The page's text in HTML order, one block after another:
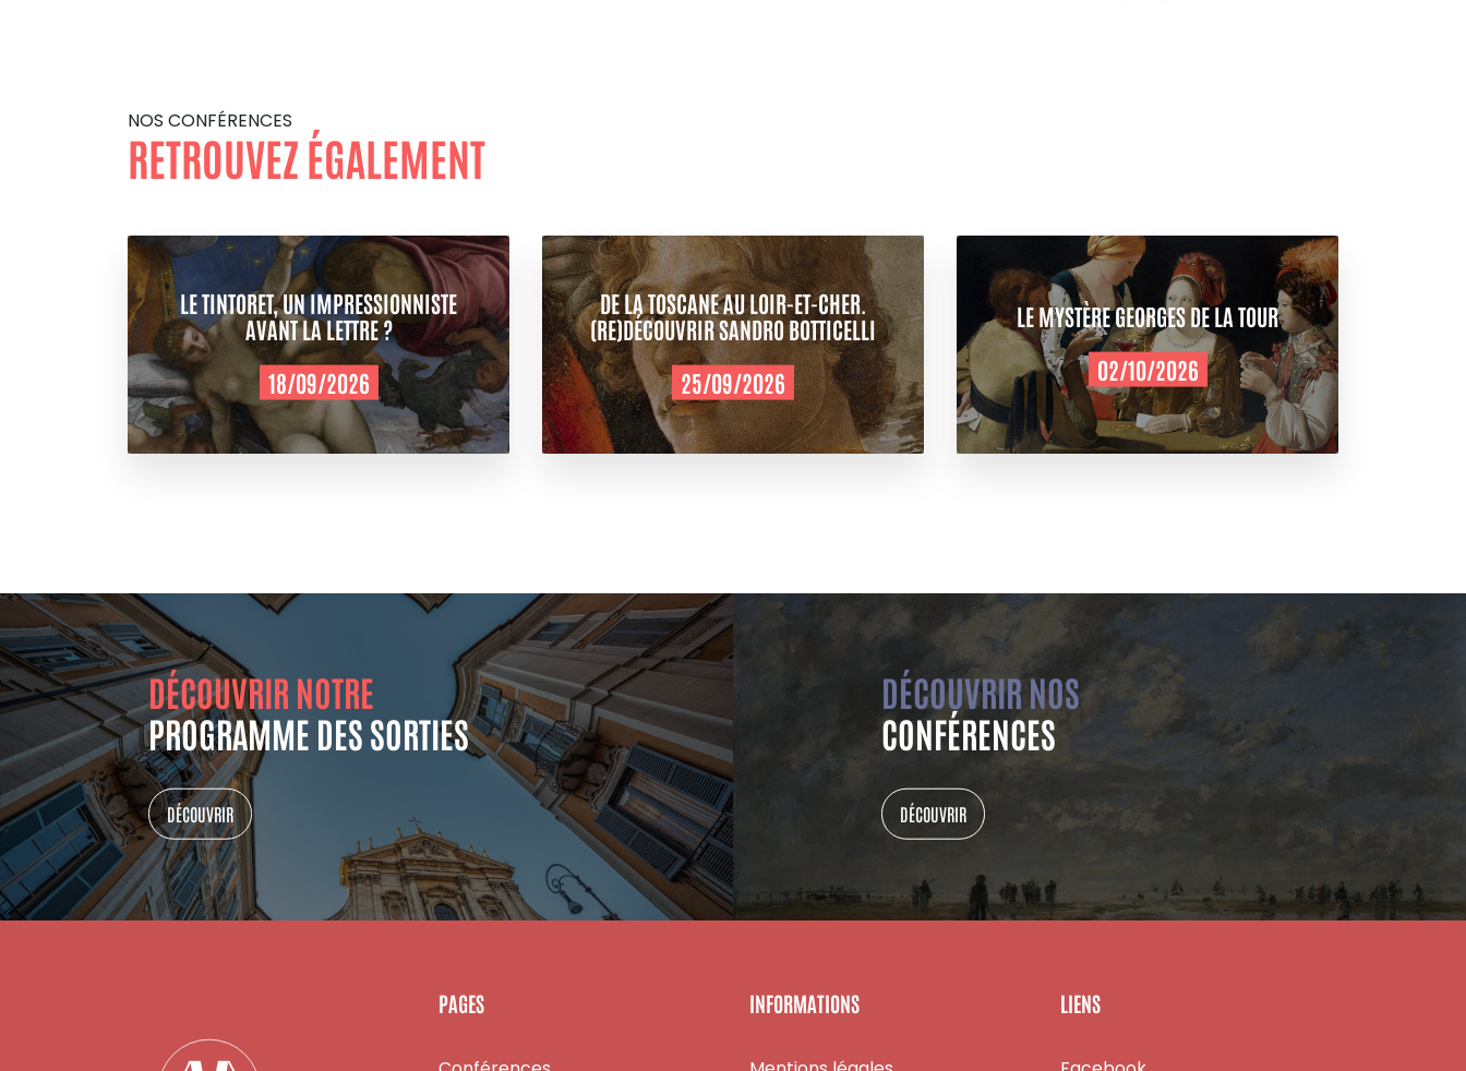
NOS CONFÉRENCES
RETROUVEZ ÉGALEMENT
LE TINTORET, UN IMPRESSIONNISTE
AVANT LA LETTRE ?
18/09/2026
DE LA TOSCANE AU LOIR-ET-CHER.
(RE)DÉCOUVRIR SANDRO BOTTICELLI
25/09/2026
LE MYSTÈRE GEORGES DE LA TOUR
02/10/2026
DÉCOUVRIR NOTRE
PROGRAMME DES SORTIES
DÉCOUVRIR
DÉCOUVRIR NOS
CONFÉRENCES
DÉCOUVRIR
PAGES INFORMATIONS LIENS